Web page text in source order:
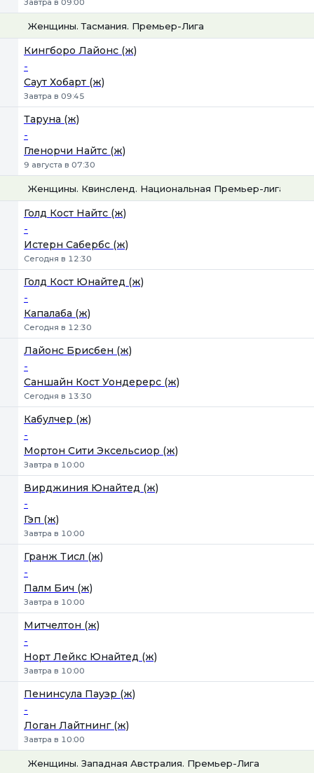
Завтра в 09:00
Женщины. Тасмания. Премьер-Лига
Кингборо Лайонс (ж)
-
Саут Хобарт (ж)
Завтра в 09:45
Таруна (ж)
-
Гленорчи Найтс (ж)
9 августа в 07:30
Женщины. Квинсленд. Национальная Премьер-лига
Голд Кост Найтс (ж)
-
Истерн Сабербс (ж)
Сегодня в 12:30
Голд Кост Юнайтед (ж)
-
Капалаба (ж)
Сегодня в 12:30
Лайонс Брисбен (ж)
-
Саншайн Кост Уондерерс (ж)
Сегодня в 13:30
Кабулчер (ж)
-
Мортон Сити Эксельсиор (ж)
Завтра в 10:00
Вирджиния Юнайтед (ж)
-
Гэп (ж)
Завтра в 10:00
Гранж Тисл (ж)
-
Палм Бич (ж)
Завтра в 10:00
Митчелтон (ж)
-
Норт Лейкс Юнайтед (ж)
Завтра в 10:00
Пенинсула Пауэр (ж)
-
Логан Лайтнинг (ж)
Завтра в 10:00
Женщины. Западная Австралия. Премьер-Лига